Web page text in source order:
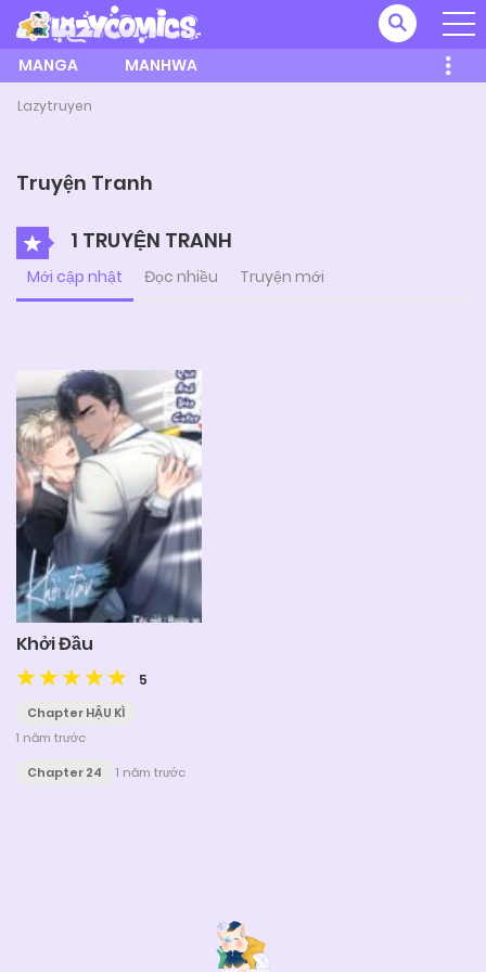
MANGA MANHWA
Lazytruyen
Truyện Tranh
1 TRUYỆN TRANH
Mới cập nhật Đọc nhiều Truyện mới
Khởi Đầu
5
Chapter HẬU KÌ
1 năm trước
Chapter 24
1 năm trước